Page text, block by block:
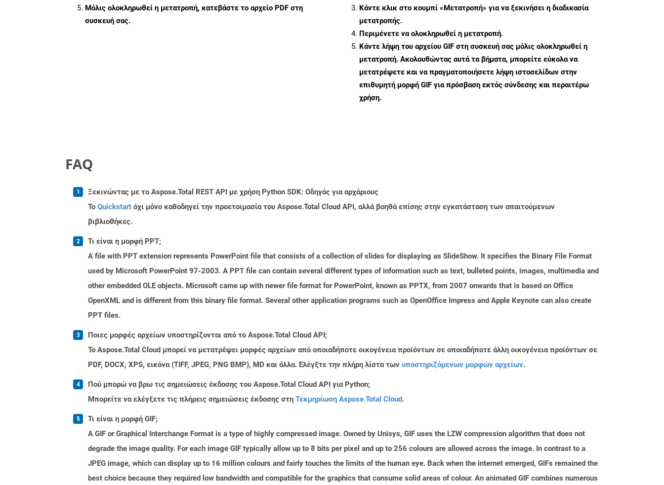
Μόλις ολοκληρωθεί η μετατροπή, κατεβάστε το αρχείο PDF στη
συσκευή σας.
Κάντε κλικ στο κουμπί «Μετατροπή» για να ξεκινήσει η διαδικασία
μετατροπής.
Περιμένετε να ολοκληρωθεί η μετατροπή.
Κάντε λήψη του αρχείου GIF στη συσκευή σας μόλις ολοκληρωθεί η
μετατροπή. Ακολουθώντας αυτά τα βήματα, μπορείτε εύκολα να
μετατρέψετε και να πραγματοποιήσετε λήψη ιστοσελίδων στην
επιθυμητή μορφή GIF για πρόσβαση εκτός σύνδεσης και περαιτέρω
χρήση.
FAQ
Ξεκινώντας με το Aspose.Total REST API με χρήση Python SDK: Οδηγός για αρχάριους
Το Quickstart όχι μόνο καθοδηγεί την προετοιμασία του Aspose.Total Cloud API, αλλά βοηθά επίσης στην εγκατάσταση των απαιτούμενων
βιβλιοθήκες.
Τι είναι η μορφή PPT;
A file with PPT extension represents PowerPoint file that consists of a collection of slides for displaying as SlideShow. It specifies the Binary File Format
used by Microsoft PowerPoint 97-2003. A PPT file can contain several different types of information such as text, bulleted points, images, multimedia and
other embedded OLE objects. Microsoft came up with newer file format for PowerPoint, known as PPTX, from 2007 onwards that is based on Office
OpenXML and is different from this binary file format. Several other application programs such as OpenOffice Impress and Apple Keynote can also create
PPT files.
Ποιες μορφές αρχείων υποστηρίζονται από το Aspose.Total Cloud API;
Το Aspose.Total Cloud μπορεί να μετατρέψει μορφές αρχείων από οποιαδήποτε οικογένεια προϊόντων σε οποιαδήποτε άλλη οικογένεια προϊόντων σε
PDF, DOCX, XPS, εικόνα (TIFF, JPEG, PNG BMP), MD και άλλα. Ελέγξτε την πλήρη λίστα των υποστηριζόμενων μορφών αρχείων.
Πού μπορώ να βρω τις σημειώσεις έκδοσης του Aspose.Total Cloud API για Python;
Μπορείτε να ελέγξετε τις πλήρεις σημειώσεις έκδοσης στη Τεκμηρίωση Aspose.Total Cloud.
Τι είναι η μορφή GIF;
A GIF or Graphical Interchange Format is a type of highly compressed image. Owned by Unisys, GIF uses the LZW compression algorithm that does not
degrade the image quality. For each image GIF typically allow up to 8 bits per pixel and up to 256 colours are allowed across the image. In contrast to a
JPEG image, which can display up to 16 million colours and fairly touches the limits of the human eye. Back when the internet emerged, GIFs remained the
best choice because they required low bandwidth and compatible for the graphics that consume solid areas of colour. An animated GIF combines numerous